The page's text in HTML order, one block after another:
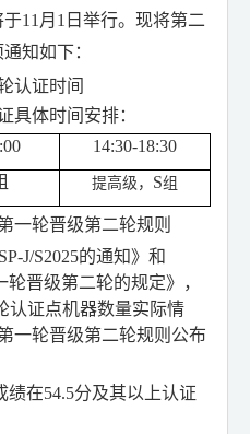
于11 月 1 日举行。现将第二
知如下：
认证时间
具体时间安排：
14:30-18:30
提高级 ， S组
一轮晋级第二轮规则
J/S2025的通知》和
轮晋级第二轮的规定》，
认证点机器数量实际情
一轮晋级第二轮规则公布
绩在54.5分及其以上认证